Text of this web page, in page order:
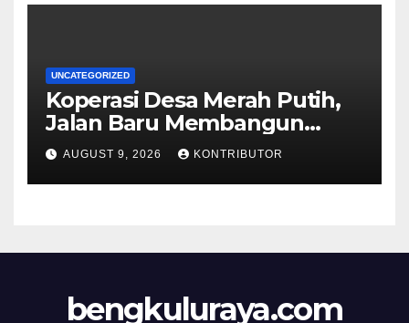
UNCATEGORIZED
Koperasi Desa Merah Putih,
Jalan Baru Membangun
Kemandirian Ekonomi Papua
AUGUST 9, 2026 KONTRIBUTOR
bengkuluraya.com